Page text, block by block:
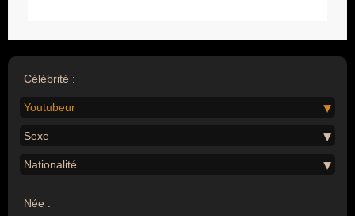
Célébrité :
Youtubeur
Sexe
Nationalité
Née :